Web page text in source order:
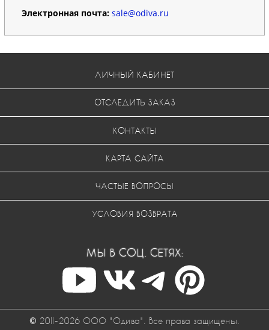
Электронная почта: sale@odiva.ru
ЛИЧНЫЙ КАБИНЕТ
ОТСЛЕДИТЬ ЗАКАЗ
КОНТАКТЫ
КАРТА САЙТА
ЧАСТЫЕ ВОПРОСЫ
УСЛОВИЯ ВОЗВРАТА
МЫ В СОЦ. СЕТЯХ:
© 2011-2026 ООО "Одива". Все права защищены.